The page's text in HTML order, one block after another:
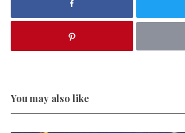
You may also like